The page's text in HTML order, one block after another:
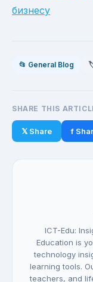
бизнесу
📂 General Blog
SHARE THIS
𝕏 Share f
ICT-Edu:
Education is
technology
learning tools.
teachers, and